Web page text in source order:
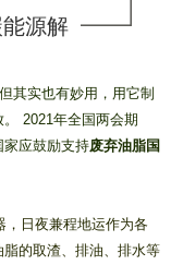
源解
其实也有妙用，用它制
2021年全国两会期
家应鼓励支持废弃油脂国
，日夜兼程地运作为各
的取渣、排油、排水等